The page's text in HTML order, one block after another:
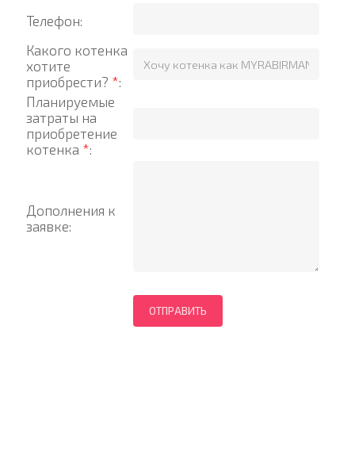
Телефон:
Какого котенка
хотите
приобрести? *:
Планируемые
затраты на
приобретение
котенка *:
Дополнения к
заявке: